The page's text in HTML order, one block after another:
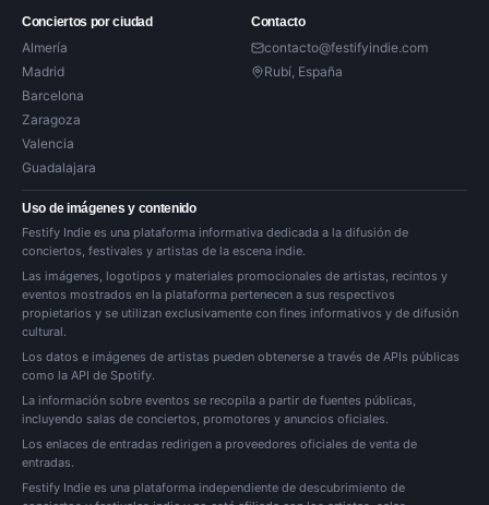
Conciertos por ciudad
Almería
Madrid
Barcelona
Zaragoza
Valencia
Guadalajara
Contacto
contacto@festifyindie.com
Rubí, España
Uso de imágenes y contenido
Festify Indie es una plataforma informativa dedicada a la difusión de
conciertos, festivales y artistas de la escena indie.
Las imágenes, logotipos y materiales promocionales de artistas, recintos y
eventos mostrados en la plataforma pertenecen a sus respectivos
propietarios y se utilizan exclusivamente con fines informativos y de difusión
cultural.
Los datos e imágenes de artistas pueden obtenerse a través de APIs públicas
como la API de Spotify.
La información sobre eventos se recopila a partir de fuentes públicas,
incluyendo salas de conciertos, promotores y anuncios oficiales.
Los enlaces de entradas redirigen a proveedores oficiales de venta de
entradas.
Festify Indie es una plataforma independiente de descubrimiento de